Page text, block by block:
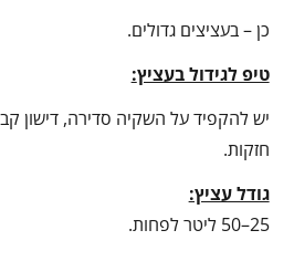
כן – בעציצים גדולים.
טיפ לגידול בעציץ:
יש להקפיד על השקיה סדירה, דישון
חזקות.
גודל עציץ:
25–50 ליטר לפחות.